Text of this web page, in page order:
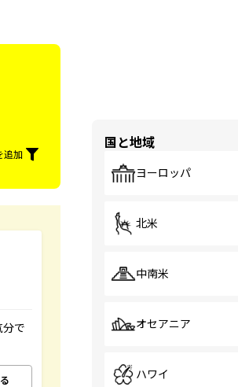
追加
で
国と地域
ヨーロッパ
北米
中南米
オセアニア
ハワイ